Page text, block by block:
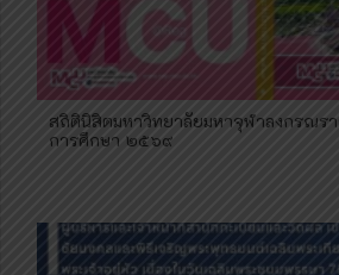
สถิตินิสิตมหาวิทยาลัยมหาจุฬาลงกรณร
การศึกษา ๒๕๖๙